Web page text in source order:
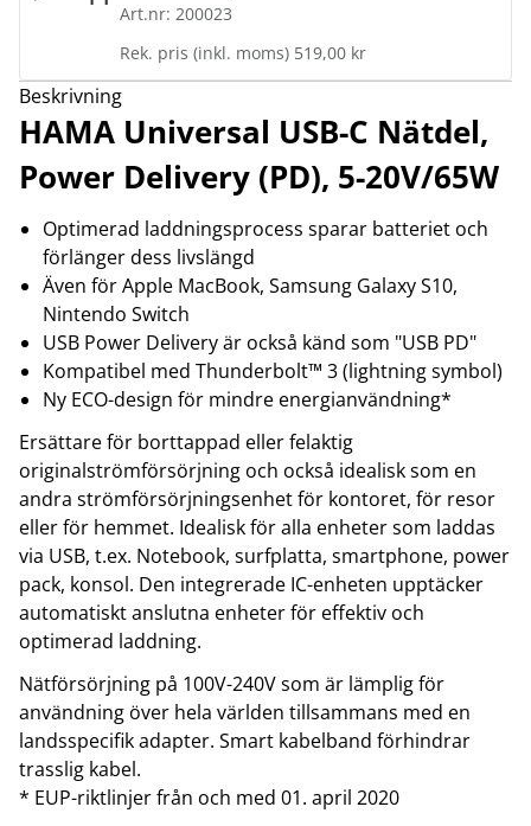
Art.nr: 200023
Rek. pris (inkl. moms) 519,00 kr
Beskrivning
HAMA Universal USB-C Nätdel,
Power Delivery (PD), 5-20V/65W
Optimerad laddningsprocess sparar batteriet och
förlänger dess livslängd
Även för Apple MacBook, Samsung Galaxy S10,
Nintendo Switch
USB Power Delivery är också känd som "USB PD"
Kompatibel med Thunderbolt™ 3 (lightning symbol)
Ny ECO-design för mindre energianvändning*
Ersättare för borttappad eller felaktig
originalströmförsörjning och också idealisk som en
andra strömförsörjningsenhet för kontoret, för resor
eller för hemmet. Idealisk för alla enheter som laddas
via USB, t.ex. Notebook, surfplatta, smartphone, power
pack, konsol. Den integrerade IC-enheten upptäcker
automatiskt anslutna enheter för effektiv och
optimerad laddning.
Nätförsörjning på 100V-240V som är lämplig för
användning över hela världen tillsammans med en
landsspecifik adapter. Smart kabelband förhindrar
trasslig kabel.
* EUP-riktlinjer från och med 01. april 2020